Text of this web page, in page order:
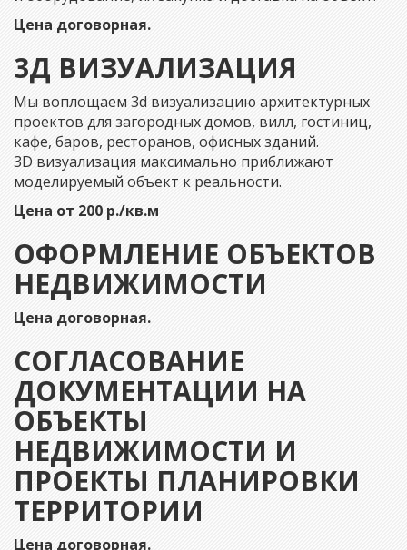
Цена договорная.
3Д ВИЗУАЛИЗАЦИЯ
Мы воплощаем 3d визуализацию архитектурных
проектов для загородных домов, вилл, гостиниц,
кафе, баров, ресторанов, офисных зданий.
3D визуализация максимально приближают
моделируемый объект к реальности.
Цена от 200 р./кв.м
ОФОРМЛЕНИЕ ОБЪЕКТОВ
НЕДВИЖИМОСТИ
Цена договорная.
СОГЛАСОВАНИЕ
ДОКУМЕНТАЦИИ НА
ОБЪЕКТЫ
НЕДВИЖИМОСТИ И
ПРОЕКТЫ ПЛАНИРОВКИ
ТЕРРИТОРИИ
Цена договорная.